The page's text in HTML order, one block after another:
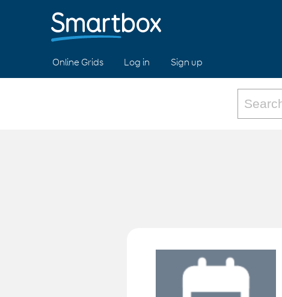
Online Grids Log in Sign up